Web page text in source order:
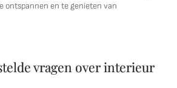
ontspannen en te genieten van
vragen over interieur